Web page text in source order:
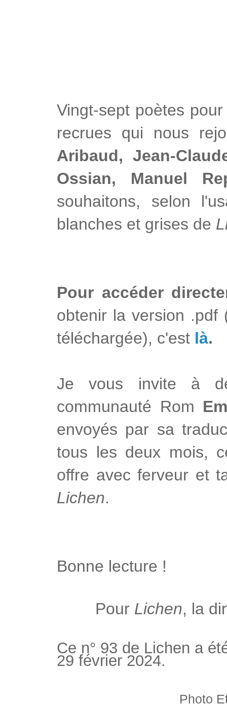
Vingt-sept poètes
recrues qui nous
Aribaud, Jean-
Ossian, Manuel
souhaitons, selon
blanches et grises de
Pour accéder
obtenir la version .pdf
téléchargée), c'est là.
Je vous invite à
communauté Rom
envoyés par sa
tous les deux mois,
offre avec ferveur et
Lichen.
Bonne lecture !
Pour Lichen, la
Ce n° 93 de Lichen a
29 février 2024.
Photo